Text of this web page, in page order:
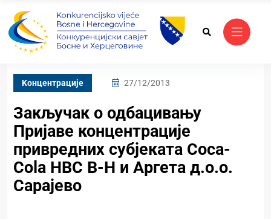
Kонцентрације 27/12/2013
Закључак о одбацивању
Пријаве концентрације
привредних субјекaта Coca-
Cola HBC B-H и Аргета д.о.о.
Сарајево